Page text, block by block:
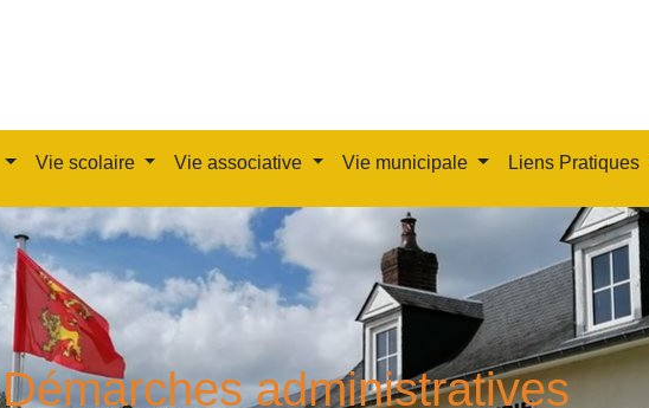
Vie scolaire Vie associative Vie municipale Liens Pratiques
Démarches administratives